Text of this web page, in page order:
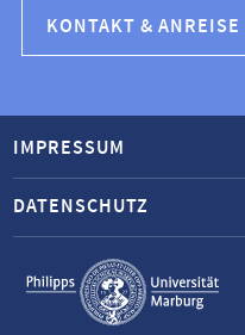
KONTAKT & ANREISE
Service-
Navigation
IMPRESSUM
DATENSCHUTZ